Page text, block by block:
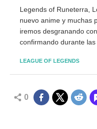
Legends of Runeterra,
nuevo anime y muchas
iremos desgranando
confirmando durante las
LEAGUE OF LEGENDS
0